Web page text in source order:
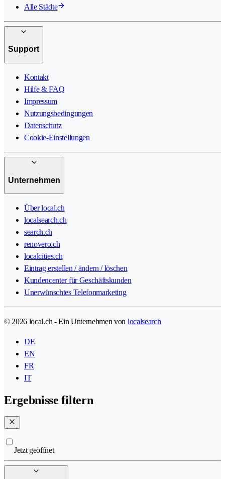
Alle Städte
Support
Kontakt
Hilfe & FAQ
Impressum
Nutzungsbedingungen
Datenschutz
Cookie-Einstellungen
Unternehmen
Über local.ch
localsearch.ch
search.ch
renovero.ch
localcities.ch
Eintrag erstellen / ändern / löschen
Kundencenter für Geschäftskunden
Unerwünschtes Telefonmarketing
© 2026 local.ch - Ein Unternehmen von localsearch
DE
EN
FR
IT
Ergebnisse filtern
Jetzt geöffnet